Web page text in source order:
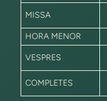
MISSA
HORA MENOR
VESPRES
COMPLETES